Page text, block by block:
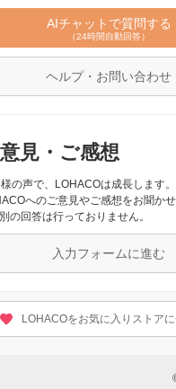
AIチャットで質問する
（24時間自動回答）
ヘルプ・お問い合わせ
見・ご感想
の声で、LOHACOは成長します。
へのご意見やご感想をお聞かせ
の回答は行っておりません。
入力フォームに進む
LOHACOをお気に入りストア